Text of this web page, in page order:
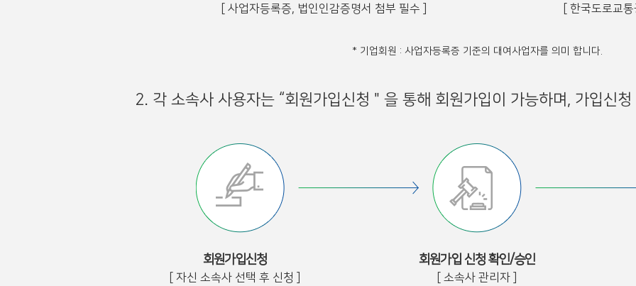
[ 사업자등록증, 법인인감증명서 첨부 필수 ] [ 한국도로교
* 기업회원 : 사업자등록증 기준의 대여사업자를 의미 합니다.
2. 각 소속사 사용자는 “회원가입신청＂을 통해 회원가입이 가능하며, 가입신
회원가입신청
[ 자신 소속사 선택 후 신청 ]
회원가입 신청 확인/승인
[ 소속사 관리자 ]